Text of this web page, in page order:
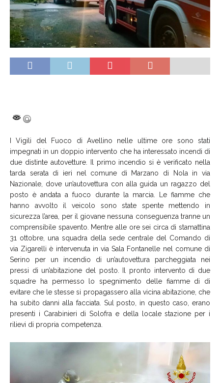
I Vigili del Fuoco di Avellino nelle ultime ore sono stati
impegnati in un doppio intervento che ha interessato incendi di
due distinte autovetture. Il primo incendio si è verificato nella
tarda serata di ieri nel comune di Marzano di Nola in via
Nazionale, dove un’autovettura con alla guida un ragazzo del
posto è andata a fuoco durante la marcia. Le fiamme che
hanno avvolto il veicolo sono state spente mettendo in
sicurezza l’area, per il giovane nessuna conseguenza tranne un
comprensibile spavento. Mentre alle ore sei circa di stamattina
31 ottobre, una squadra della sede centrale del Comando di
via Zigarelli è intervenuta in via Sala Fontanelle nel comune di
Serino per un incendio di un’autovettura parcheggiata nei
pressi di un’abitazione del posto. Il pronto intervento di due
squadre ha permesso lo spegnimento delle fiamme di di
evitare che le stesse si propagassero alla vicina abitazione, che
ha subito danni alla facciata. Sul posto, in questo caso, erano
presenti i Carabinieri di Solofra e della locale stazione per i
rilievi di propria competenza.